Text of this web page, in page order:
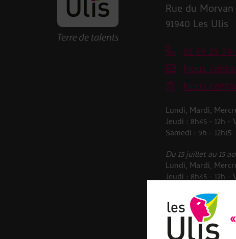
Revenir à la page d'accueil des Ulis
Rue du
91940 Les Ulis
01 69 29
Nous
Nous
Lundi, Mardi,
Jeudi : 8h45 - 12h -
Samedi : 9h - 12h15
Du 15 juillet au 15
Lundi, Mardi,
Jeudi : 8h45 - 12h -
Samedi : 9h - 12h15